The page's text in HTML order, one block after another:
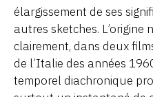
élargissement de ses
autres sketches.
clairement, dans deux
de l’Italie des années
temporel diachronique